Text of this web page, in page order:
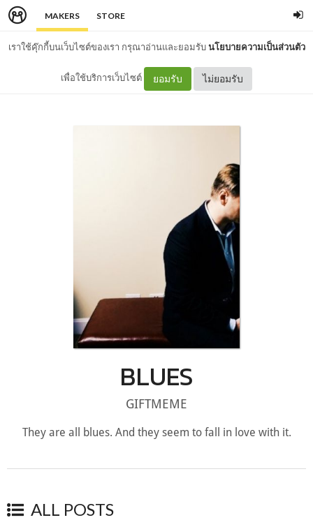
MAKERS STORE
เราใช้คุ๊กกี้บนเว็บไซต์ของเรา กรุณาอ่านและยอมรับนโยบายความเป็นส่วนตัว
เพื่อใช้บริการเว็บไซต์ ยอมรับ ไม่ยอมรับ
BLUES
GIFTMEME
They are all blues. And they seem to fall in love with it.
ALL POSTS